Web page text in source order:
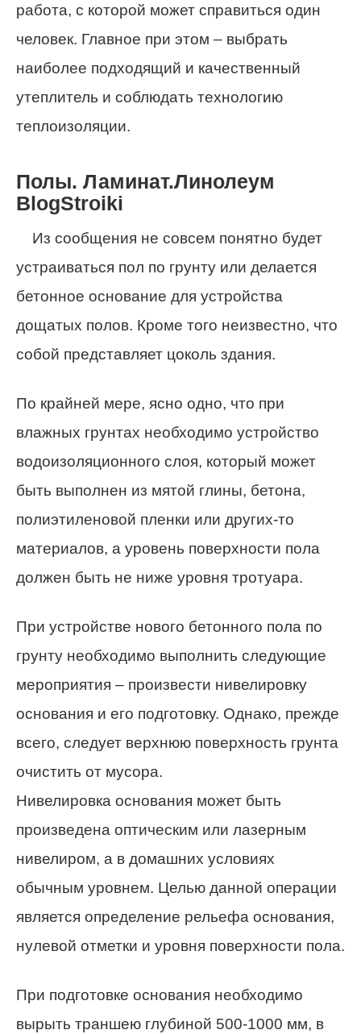
работа, с которой может справиться один
человек. Главное при этом – выбрать
наиболее подходящий и качественный
утеплитель и соблюдать технологию
теплоизоляции.
Полы. Ламинат.Линолеум
BlogStroiki
Из сообщения не совсем понятно будет
устраиваться пол по грунту или делается
бетонное основание для устройства
дощатых полов. Кроме того неизвестно, что
собой представляет цоколь здания.
По крайней мере, ясно одно, что при
влажных грунтах необходимо устройство
водоизоляционного слоя, который может
быть выполнен из мятой глины, бетона,
полиэтиленовой пленки или других-то
материалов, а уровень поверхности пола
должен быть не ниже уровня тротуара.
При устройстве нового бетонного пола по
грунту необходимо выполнить следующие
мероприятия – произвести нивелировку
основания и его подготовку. Однако, прежде
всего, следует верхнюю поверхность грунта
очистить от мусора.
Нивелировка основания может быть
произведена оптическим или лазерным
нивелиром, а в домашних условиях
обычным уровнем. Целью данной операции
является определение рельефа основания,
нулевой отметки и уровня поверхности пола.
При подготовке основания необходимо
вырыть траншею глубиной 500-1000 мм, в